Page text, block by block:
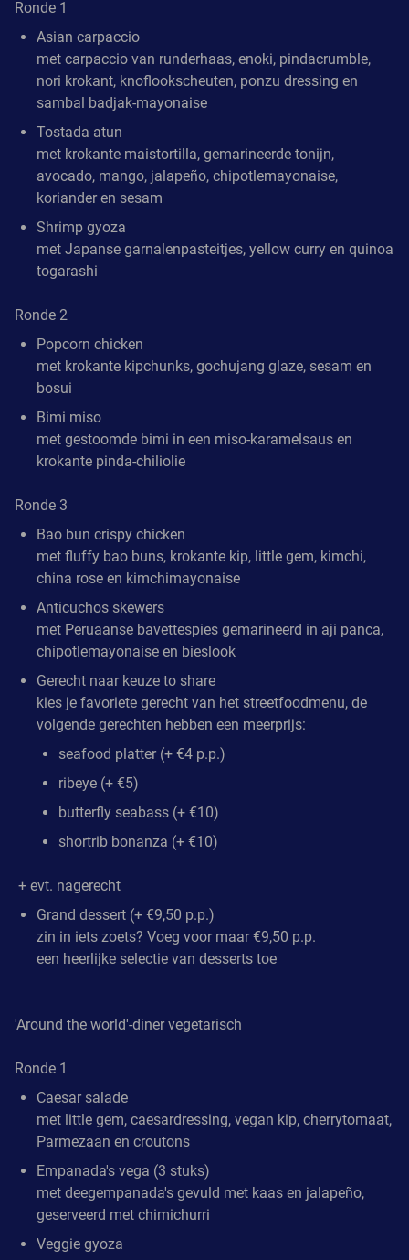
Ronde 1
Asian carpaccio
met carpaccio van runderhaas, enoki, pindacrumble,
nori krokant, knoflookscheuten, ponzu dressing en
sambal badjak-mayonaise
Tostada atun
met krokante maistortilla, gemarineerde tonijn,
avocado, mango, jalapeño, chipotlemayonaise,
koriander en sesam
Shrimp gyoza
met Japanse garnalenpasteitjes, yellow curry en quinoa
togarashi
Ronde 2
Popcorn chicken
met krokante kipchunks, gochujang glaze, sesam en
bosui
Bimi miso
met gestoomde bimi in een miso-karamelsaus en
krokante pinda-chiliolie
Ronde 3
Bao bun crispy chicken
met fluffy bao buns, krokante kip, little gem, kimchi,
china rose en kimchimayonaise
Anticuchos skewers
met Peruaanse bavettespies gemarineerd in aji panca,
chipotlemayonaise en bieslook
Gerecht naar keuze to share
kies je favoriete gerecht van het streetfoodmenu, de
volgende gerechten hebben een meerprijs:
seafood platter (+ €4 p.p.)
ribeye (+ €5)
butterfly seabass (+ €10)
shortrib bonanza (+ €10)
+ evt. nagerecht
Grand dessert (+ €9,50 p.p.)
zin in iets zoets? Voeg voor maar €9,50 p.p.
een heerlijke selectie van desserts toe
'Around the world'-diner vegetarisch
Ronde 1
Caesar salade
met little gem, caesardressing, vegan kip, cherrytomaat,
Parmezaan en croutons
Empanada's vega (3 stuks)
met deegempanada's gevuld met kaas en jalapeño,
geserveerd met chimichurri
Veggie gyoza